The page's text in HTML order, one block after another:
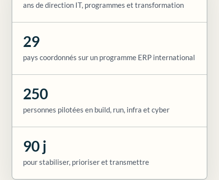
ans de direction IT, programmes et transformation
29
pays coordonnés sur un programme ERP international
250
personnes pilotées en build, run, infra et cyber
90 j
pour stabiliser, prioriser et transmettre